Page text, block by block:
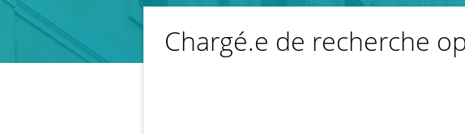
Chargé.e de recherche